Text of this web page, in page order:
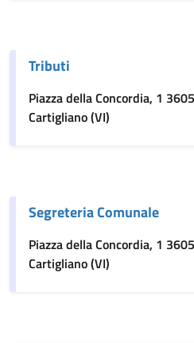
Tributi
Piazza della Concordia, 1
Cartigliano (VI)
Segreteria Comunale
Piazza della Concordia, 1
Cartigliano (VI)